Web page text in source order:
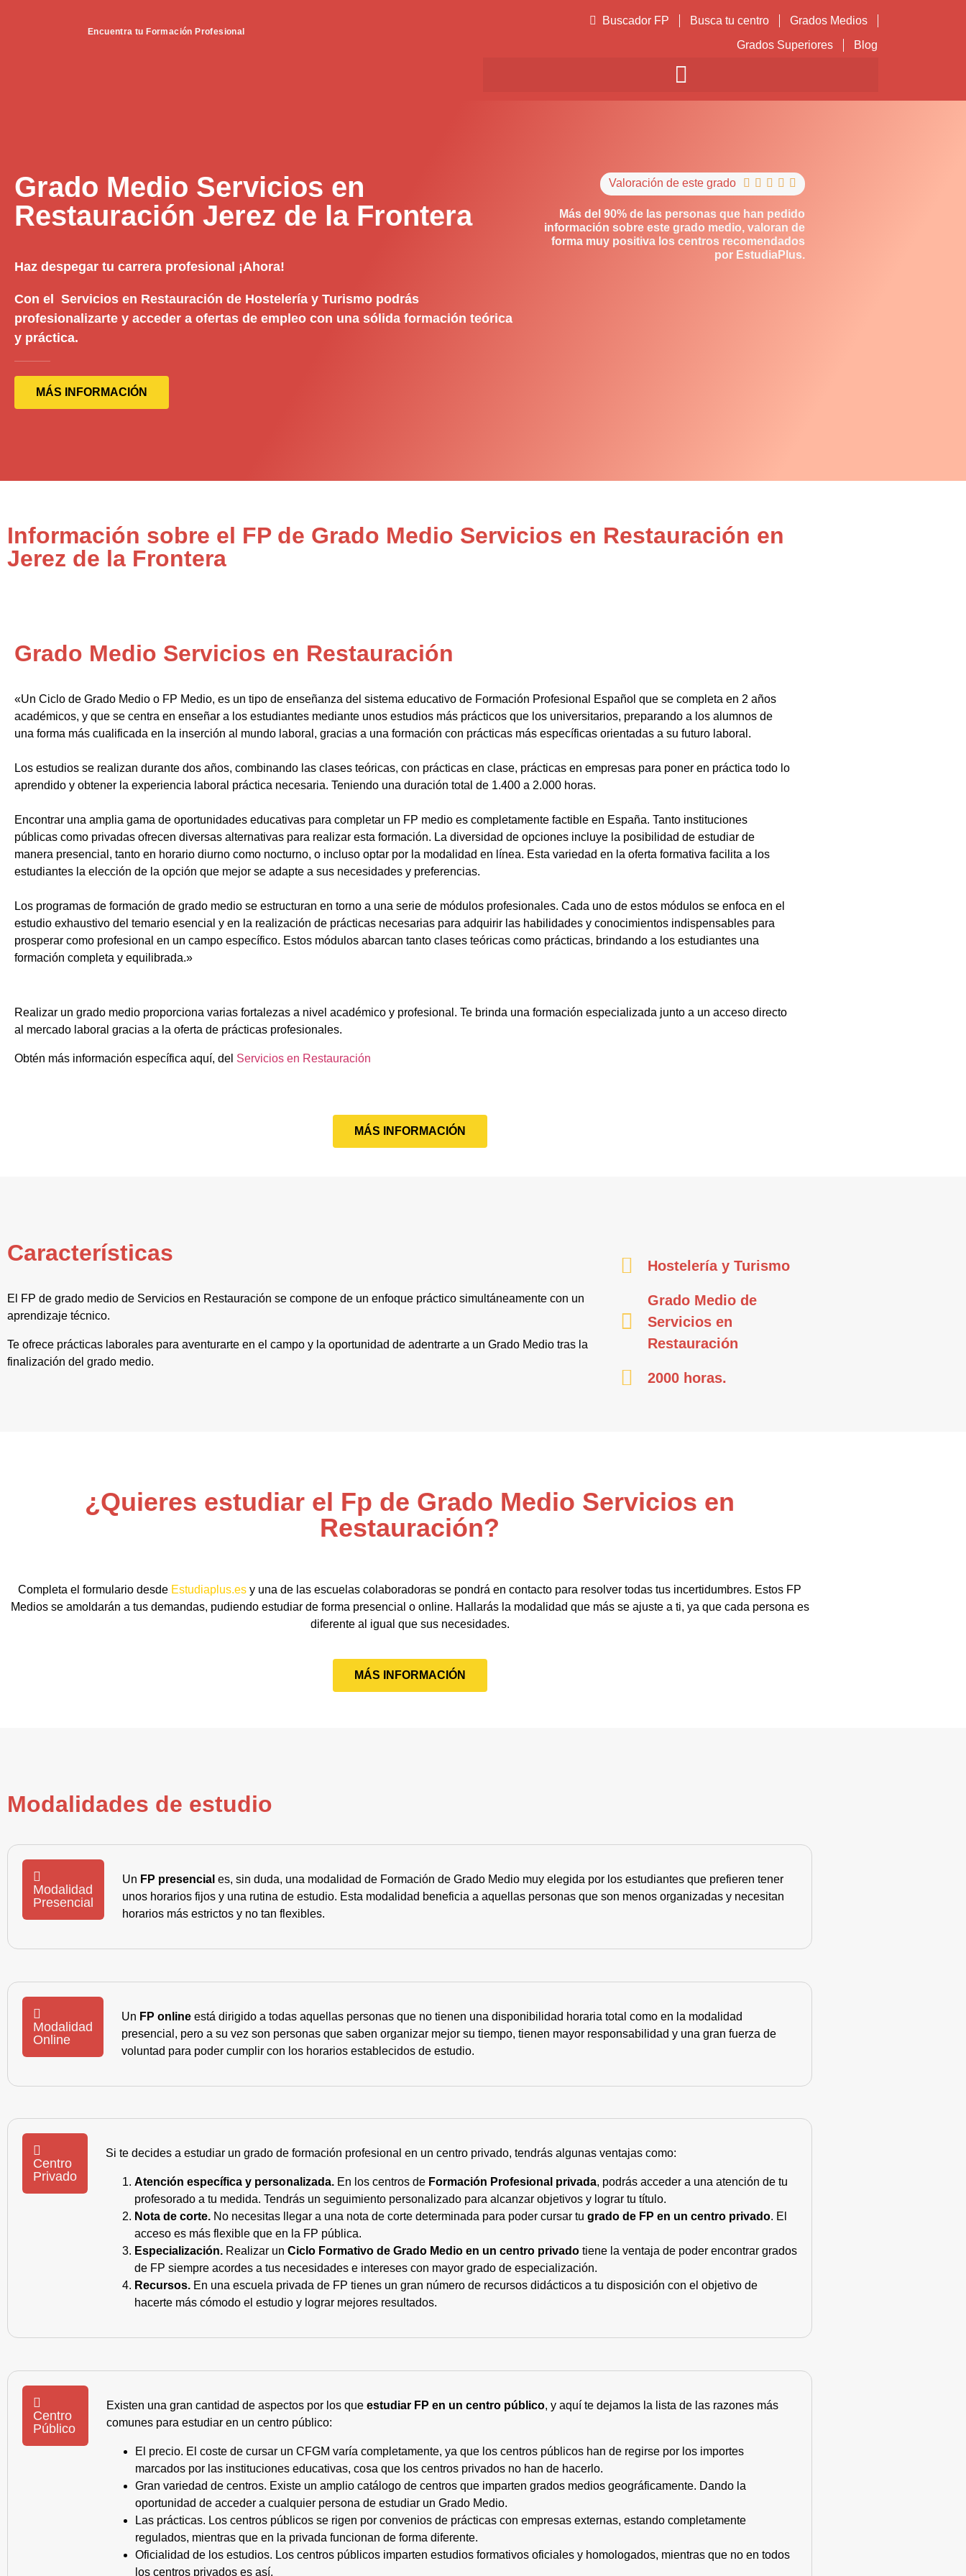
Encuentra tu Formación Profesional
Buscador FP Busca tu centro
Grados Medios
Grados Superiores
Blog
Grado Medio Servicios en
Restauración Jerez de la Frontera
Haz despegar tu carrera profesional ¡Ahora!
Con el Servicios en Restauración de Hostelería y Turismo podrás
profesionalizarte y acceder a ofertas de empleo con una sólida formación teórica
y práctica.
MÁS INFORMACIÓN
Valoración de este grado     
Más del 90% de las personas que han pedido
información sobre este grado medio, valoran de
forma muy positiva los centros recomendados
por EstudiaPlus.
Información sobre el FP de Grado Medio Servicios en Restauración en
Jerez de la Frontera
Grado Medio Servicios en Restauración
«Un Ciclo de Grado Medio o FP Medio, es un tipo de enseñanza del sistema educativo de Formación Profesional Español que se completa en 2 años
académicos, y que se centra en enseñar a los estudiantes mediante unos estudios más prácticos que los universitarios, preparando a los alumnos de
una forma más cualificada en la inserción al mundo laboral, gracias a una formación con prácticas más específicas orientadas a su futuro laboral.
Los estudios se realizan durante dos años, combinando las clases teóricas, con prácticas en clase, prácticas en empresas para poner en práctica todo lo
aprendido y obtener la experiencia laboral práctica necesaria. Teniendo una duración total de 1.400 a 2.000 horas.
Encontrar una amplia gama de oportunidades educativas para completar un FP medio es completamente factible en España. Tanto instituciones
públicas como privadas ofrecen diversas alternativas para realizar esta formación. La diversidad de opciones incluye la posibilidad de estudiar de
manera presencial, tanto en horario diurno como nocturno, o incluso optar por la modalidad en línea. Esta variedad en la oferta formativa facilita a los
estudiantes la elección de la opción que mejor se adapte a sus necesidades y preferencias.
Los programas de formación de grado medio se estructuran en torno a una serie de módulos profesionales. Cada uno de estos módulos se enfoca en el
estudio exhaustivo del temario esencial y en la realización de prácticas necesarias para adquirir las habilidades y conocimientos indispensables para
prosperar como profesional en un campo específico. Estos módulos abarcan tanto clases teóricas como prácticas, brindando a los estudiantes una
formación completa y equilibrada.»
Realizar un grado medio proporciona varias fortalezas a nivel académico y profesional. Te brinda una formación especializada junto a un acceso directo
al mercado laboral gracias a la oferta de prácticas profesionales.
Obtén más información específica aquí, del Servicios en Restauración
MÁS INFORMACIÓN
Características
El FP de grado medio de Servicios en Restauración se compone de un enfoque práctico simultáneamente con un
aprendizaje técnico.
Te ofrece prácticas laborales para aventurarte en el campo y la oportunidad de adentrarte a un Grado Medio tras la
finalización del grado medio.
Hostelería y Turismo
Grado Medio de
Servicios en
Restauración
2000 horas.
¿Quieres estudiar el Fp de Grado Medio Servicios en
Restauración?
Completa el formulario desde Estudiaplus.es y una de las escuelas colaboradoras se pondrá en contacto para resolver todas tus incertidumbres. Estos FP
Medios se amoldarán a tus demandas, pudiendo estudiar de forma presencial o online. Hallarás la modalidad que más se ajuste a ti, ya que cada persona es
diferente al igual que sus necesidades.
MÁS INFORMACIÓN
Modalidades de estudio
Modalidad
Presencial
Un FP presencial es, sin duda, una modalidad de Formación de Grado Medio muy elegida por los estudiantes que prefieren tener
unos horarios fijos y una rutina de estudio. Esta modalidad beneficia a aquellas personas que son menos organizadas y necesitan
horarios más estrictos y no tan flexibles.
Modalidad
Online
Un FP online está dirigido a todas aquellas personas que no tienen una disponibilidad horaria total como en la modalidad
presencial, pero a su vez son personas que saben organizar mejor su tiempo, tienen mayor responsabilidad y una gran fuerza de
voluntad para poder cumplir con los horarios establecidos de estudio.
Centro
Privado
Si te decides a estudiar un grado de formación profesional en un centro privado, tendrás algunas ventajas como:
Atención específica y personalizada. En los centros de Formación Profesional privada, podrás acceder a una atención de tu
profesorado a tu medida. Tendrás un seguimiento personalizado para alcanzar objetivos y lograr tu título.
Nota de corte. No necesitas llegar a una nota de corte determinada para poder cursar tu grado de FP en un centro privado. El
acceso es más flexible que en la FP pública.
Especialización. Realizar un Ciclo Formativo de Grado Medio en un centro privado tiene la ventaja de poder encontrar grados
de FP siempre acordes a tus necesidades e intereses con mayor grado de especialización.
Recursos. En una escuela privada de FP tienes un gran número de recursos didácticos a tu disposición con el objetivo de
hacerte más cómodo el estudio y lograr mejores resultados.
Centro
Público
Existen una gran cantidad de aspectos por los queestudiar FP en un centro público, y aquí te dejamos la lista de las razones más
comunes para estudiar en un centro público:
El precio. El coste de cursar un CFGM varía completamente, ya que los centros públicos han de regirse por los importes
marcados por las instituciones educativas, cosa que los centros privados no han de hacerlo.
Gran variedad de centros. Existe un amplio catálogo de centros que imparten grados medios geográficamente. Dando la
oportunidad de acceder a cualquier persona de estudiar un Grado Medio.
Las prácticas. Los centros públicos se rigen por convenios de prácticas con empresas externas, estando completamente
regulados, mientras que en la privada funcionan de forma diferente.
Oficialidad de los estudios. Los centros públicos imparten estudios formativos oficiales y homologados, mientras que no en todos
los centros privados es así.